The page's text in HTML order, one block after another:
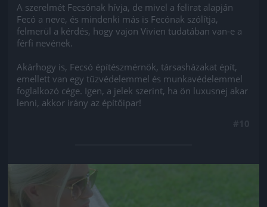
A szerelmét Fecsónak hívja, de mivel a felirat alapján
Fecó a neve, és mindenki más is Fecónak szólítja,
felmerül a kérdés, hogy vajon Vivien tudatában van-e a
férfi nevének.
Akárhogy is, Fecsó építészmérnök, társasházakat épít,
emellett van egy tűzvédelemmel és munkavédelemmel
foglalkozó cége. Igen, a jelek szerint, ha ön luxusnej akar
lenni, akkor irány az építőipar!
Jön még kép!